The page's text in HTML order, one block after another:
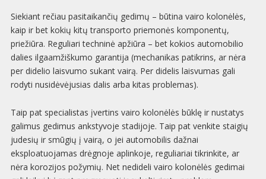
Siekiant rečiau pasitaikančių gedimų – būtina vairo kolonėlės,
kaip ir bet kokių kitų transporto priemonės komponentų,
priežiūra. Reguliari techninė apžiūra – bet kokios automobilio
dalies ilgaamžiškumo garantija (mechanikas patikrins, ar nėra
per didelio laisvumo sukant vairą. Per didelis laisvumas gali
rodyti nusidėvėjusias dalis arba kitas problemas).
Taip pat specialistas įvertins vairo kolonėlės būklę ir nustatys
galimus gedimus ankstyvoje stadijoje. Taip pat venkite staigių
judesių ir smūgių į vairą, o jei automobilis dažnai
eksploatuojamas drėgnoje aplinkoje, reguliariai tikrinkite, ar
nėra korozijos požymių. Net nedideli vairo kolonėlės gedimai